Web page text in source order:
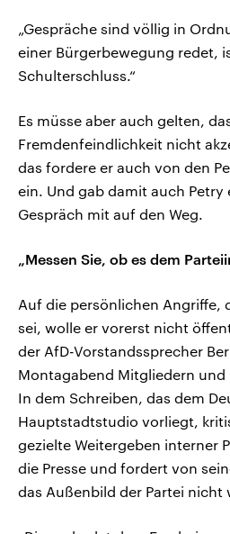
„Gespräche sind völlig in
einer Bürgerbewegung redet,
Schulterschluss.“
Es müsse aber auch gelten,
Fremdenfeindlichkeit nicht
das fordere er auch von den
ein. Und gab damit auch Petry
Gespräch mit auf den Weg.
„Messen Sie, ob es dem
Auf die persönlichen Angriffe,
sei, wolle er vorerst nicht
der AfD-Vorstandssprecher
Montagabend Mitgliedern und
In dem Schreiben, das dem
Hauptstadtstudio vorliegt,
gezielte Weitergeben interner
die Presse und fordert von
das Außenbild der Partei nicht